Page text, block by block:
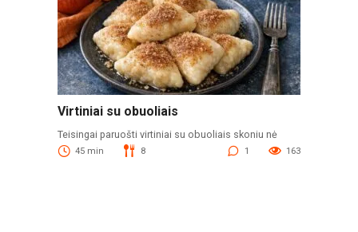
Virtiniai su obuoliais
Teisingai paruošti virtiniai su obuoliais skoniu nė
45 min 8 1 163